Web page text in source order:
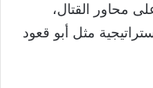
محاور القتال،
مثل أبو قعود